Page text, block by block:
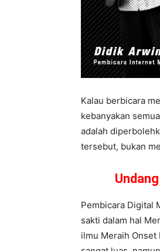
Kalau berbicara
kebanyakan
adalah
tersebut, bukan
Pembicara Digital
sakti dalam hal
ilmu Meraih Onset